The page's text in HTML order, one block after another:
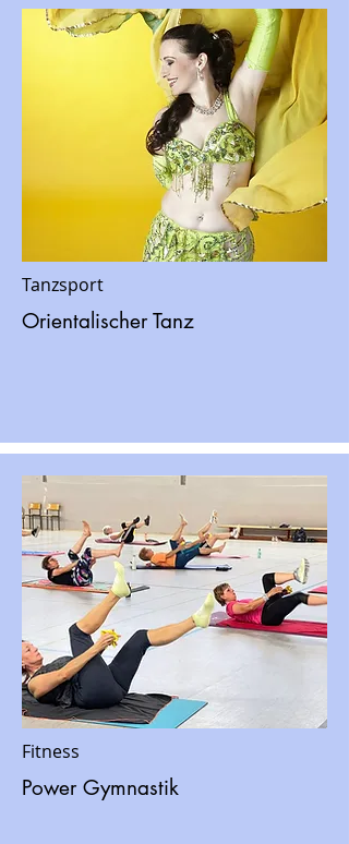
Tanzsport
Orientalischer Tanz
Fitness
Power Gymnastik